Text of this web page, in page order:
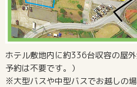
ホテル敷地内に約336台収容の屋
予約は不要です。）
※大型バスや中型バスでお越しの